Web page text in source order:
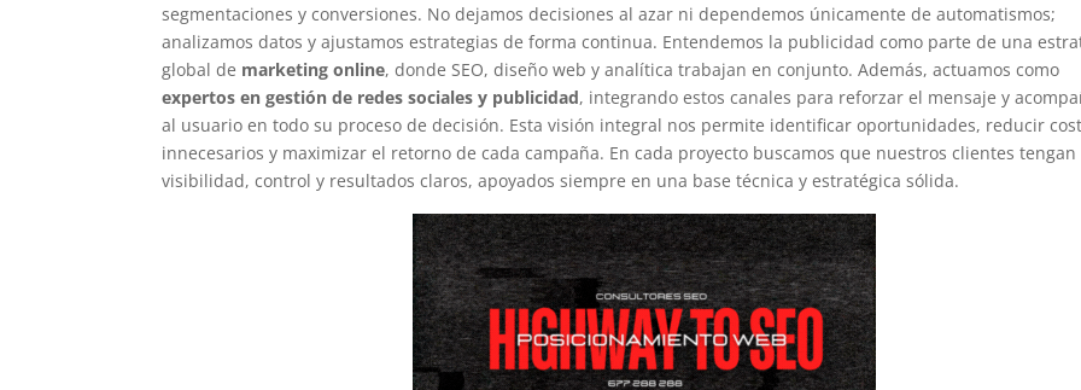
segmentaciones y conversiones. No dejamos decisiones al azar ni dependemos únicamente de automatismos;
analizamos datos y ajustamos estrategias de forma continua. Entendemos la publicidad como parte de una
global de marketing online, donde SEO, diseño web y analítica trabajan en conjunto. Además, actuamos como
expertos en gestión de redes sociales y publicidad, integrando estos canales para reforzar el mensaje y
al usuario en todo su proceso de decisión. Esta visión integral nos permite identificar oportunidades, reducir
innecesarios y maximizar el retorno de cada campaña. En cada proyecto buscamos que nuestros clientes tengan
visibilidad, control y resultados claros, apoyados siempre en una base técnica y estratégica sólida.